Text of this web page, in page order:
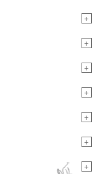
+
+
+
+
+
+
+